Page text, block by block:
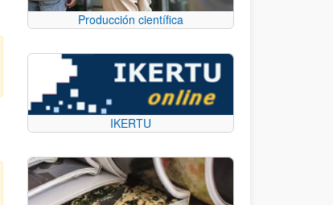
Producción científica
IKERTU